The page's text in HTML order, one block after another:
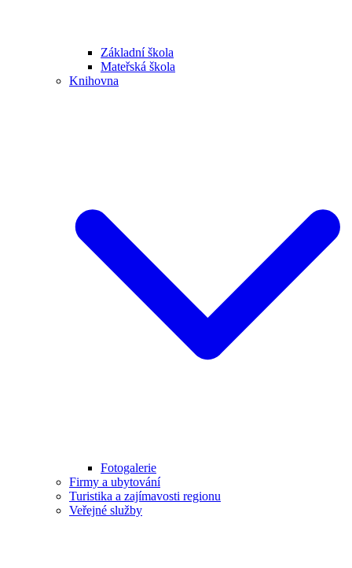
Základní škola
Mateřská škola
Knihovna
Fotogalerie
Firmy a ubytování
Turistika a zajímavosti regionu
Veřejné služby